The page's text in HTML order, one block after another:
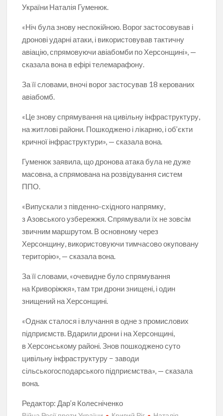
України Наталія Гуменюк.
«Ніч була знову неспокійною. Ворог застосовував і
дронові ударні атаки, і використовував тактичну
авіацію, спрямовуючи авіабомби по Херсонщині», —
сказала вона в ефірі телемарафону.
За її словами, вночі ворог застосував 18 керованих
авіабомб.
«Це знову спрямування на цивільну інфраструктуру,
на житлові райони. Пошкоджено і лікарню, і об’єкти
кричної інфраструктури», — сказала вона.
Гуменюк заявила, що дронова атака була не дуже
масовна, а спрямована на розвідування систем
ППО.
«Випускали з південно-східного напрямку,
з Азовського узбережжя. Спрямували їх не зовсім
звичним маршрутом. В основному через
Херсонщину, використовуючи тимчасово окуповану
територію», — сказала вона.
За її словами, «очевидне було спрямування
на Криворіжжя», там три дрони знищені, і один
знищений на Херсонщині.
«Однак сталося і влучання в одне з промислових
підприємств. Вдарили дрони і на Херсонщині,
в Херсонському районі. Знов пошкоджено суто
цивільну інфраструктуру − заводи
сільськогосподарського підприємства», — сказала
вона.
Редактор:Дар’я Колесніченко